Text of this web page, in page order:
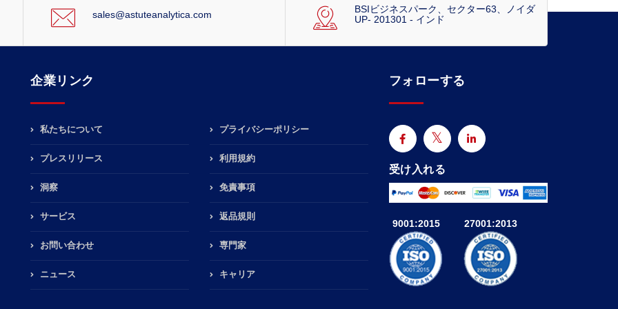
sales@astuteanalytica.com
BSIビジネスパーク、セクター63、ノイダ
UP- 201301 - インド
企業リンク
私たちについて
プレスリリース
洞察
サービス
お問い合わせ
ニュース
プライバシーポリシー
利用規約
免責事項
返品規則
専門家
キャリア
フォローする
受け入れる
9001:2015 27001:2013